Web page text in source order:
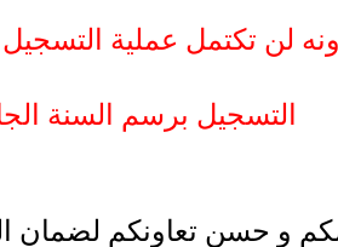
لن تكتمل عملية
.التسجيل برسم السنة
و حسن تعاونكم لضمان